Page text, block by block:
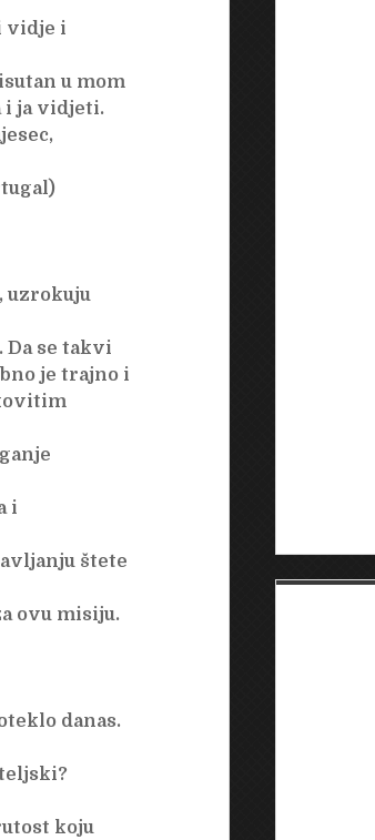
vidje i
u mom
i ja vidjeti.
uzrokuju
se takvi
je trajno i
i
štete
ovu misiju.
danas.
koju